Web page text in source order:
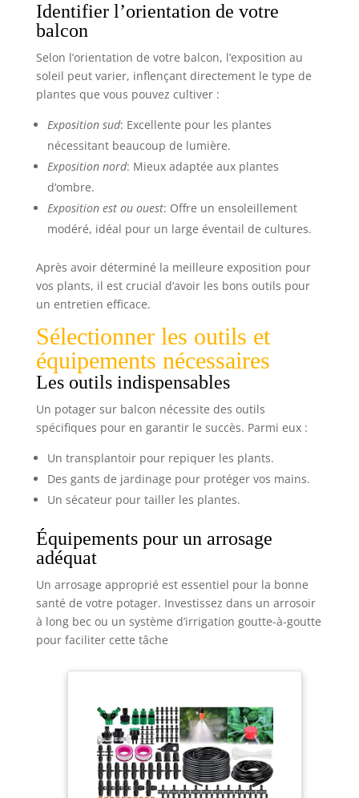
Identifier l’orientation de votre
balcon
Selon l’orientation de votre balcon, l’exposition au
soleil peut varier, inflençant directement le type de
plantes que vous pouvez cultiver :
Exposition sud: Excellente pour les plantes
nécessitant beaucoup de lumière.
Exposition nord: Mieux adaptée aux plantes
d’ombre.
Exposition est ou ouest: Offre un ensoleillement
modéré, idéal pour un large éventail de cultures.
Après avoir déterminé la meilleure exposition pour
vos plants, il est crucial d’avoir les bons outils pour
un entretien efficace.
Sélectionner les outils et
équipements nécessaires
Les outils indispensables
Un potager sur balcon nécessite des outils
spécifiques pour en garantir le succès. Parmi eux :
Un transplantoir pour repiquer les plants.
Des gants de jardinage pour protéger vos mains.
Un sécateur pour tailler les plantes.
Équipements pour un arrosage
adéquat
Un arrosage approprié est essentiel pour la bonne
santé de votre potager. Investissez dans un arrosoir
à long bec ou un système d’irrigation goutte-à-goutte
pour faciliter cette tâche